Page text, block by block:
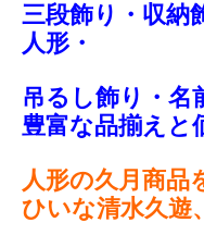
三段飾り・収納
人形・
吊るし飾り・名
豊富な品揃えと
人形の久月商品
ひいな清水久遊